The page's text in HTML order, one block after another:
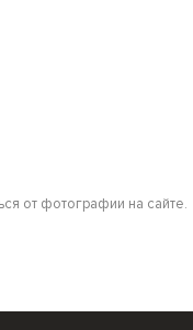
от фотографии на сайте.